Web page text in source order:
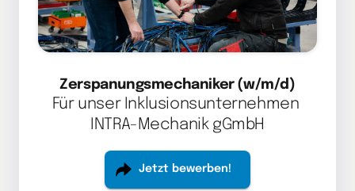
Zerspanungsmechaniker (w/m/d)
Für unser Inklusionsunternehmen
INTRA-Mechanik gGmbH
Jetzt bewerben!